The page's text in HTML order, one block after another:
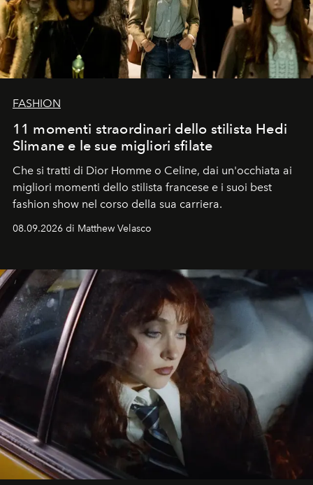
FASHION
11 momenti straordinari dello stilista Hedi
Slimane e le sue migliori sfilate
Che si tratti di Dior Homme o Celine, dai un'occhiata ai
migliori momenti dello stilista francese e i suoi best
fashion show nel corso della sua carriera.
08.09.2026 di Matthew Velasco